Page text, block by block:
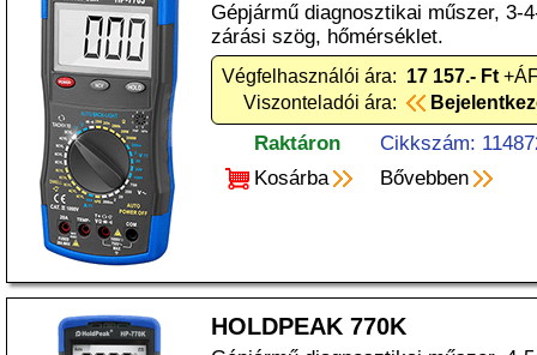
Gépjármű diagnosztikai műszer, 3-
zárási szög, hőmérséklet.
Végfelhasználói ára: 17 157.- Ft
Viszonteladói ára:
Raktáron
Cikkszám:
Kosárba
Bővebben
HOLDPEAK 770K